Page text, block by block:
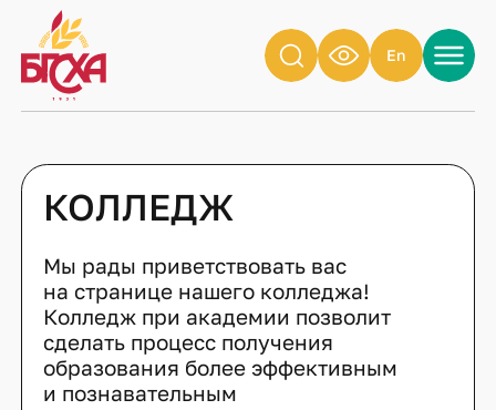
En
КОЛЛЕДЖ
Мы рады приветствовать вас
на странице нашего колледжа!
Колледж при академии позволит
сделать процесс получения
образования более эффективным
и познавательным